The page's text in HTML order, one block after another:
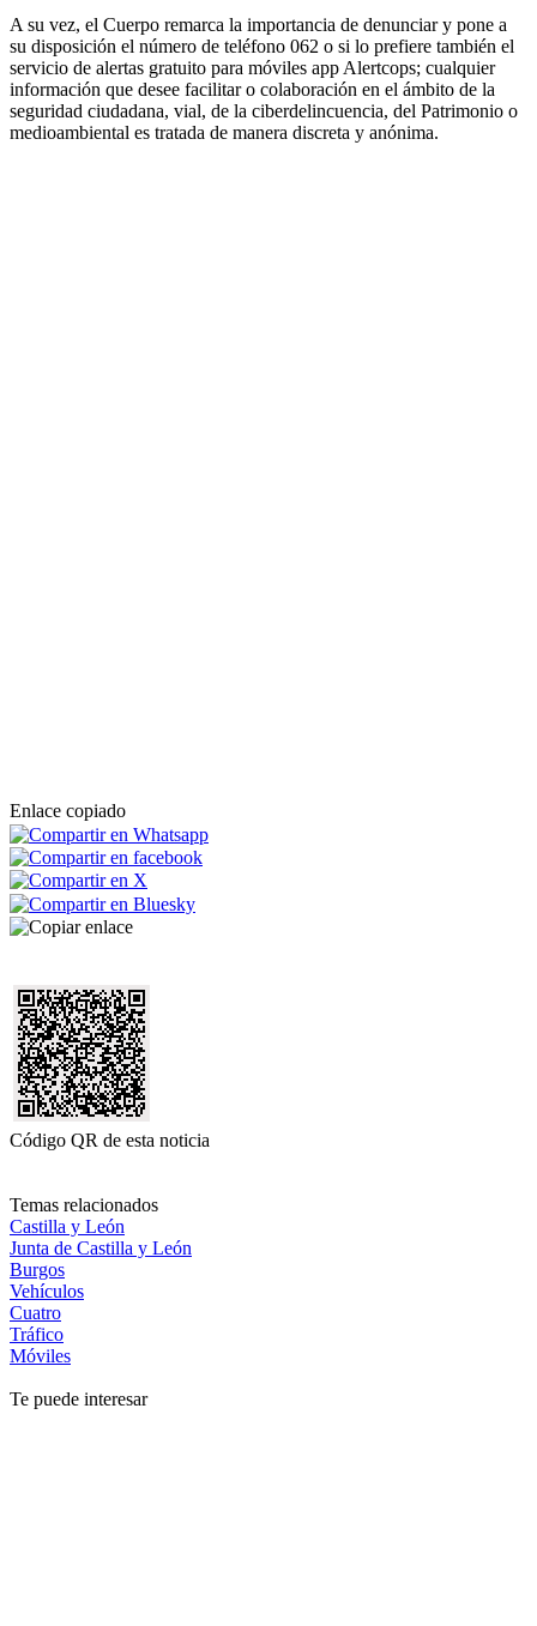
A su vez, el Cuerpo remarca la importancia de denunciar y pone a
su disposición el número de teléfono 062 o si lo prefiere también el
servicio de alertas gratuito para móviles app Alertcops; cualquier
información que desee facilitar o colaboración en el ámbito de la
seguridad ciudadana, vial, de la ciberdelincuencia, del Patrimonio o
medioambiental es tratada de manera discreta y anónima.
Enlace copiado
Código QR de esta noticia
Temas relacionados
Castilla y León
Junta de Castilla y León
Burgos
Vehículos
Cuatro
Tráfico
Móviles
Te puede interesar